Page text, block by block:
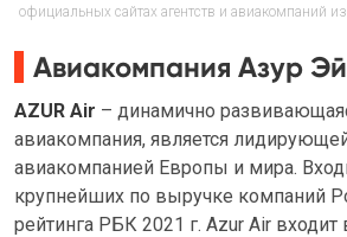
официальных сайтах агентств и авиакомпаний из
Авиакомпания Азур
AZUR Air – динамично
авиакомпания, является
авиакомпанией Европы и мира.
крупнейших по выручке компаний
рейтинга РБК 2021 г. Azur Air